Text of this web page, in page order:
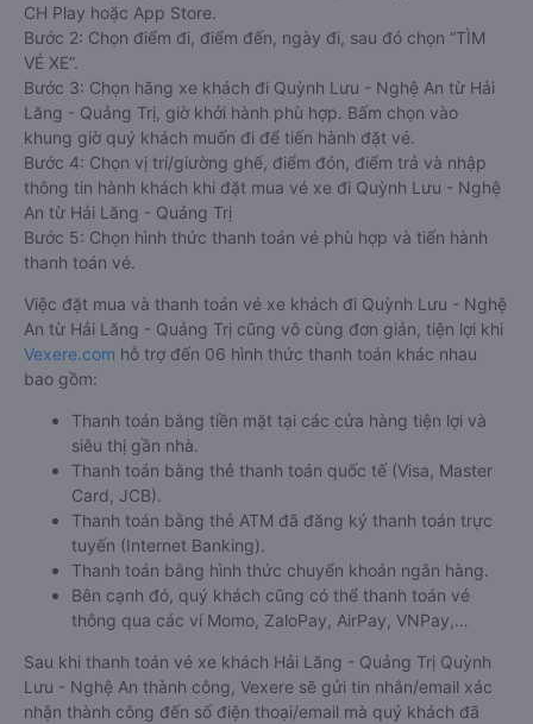
CH Play hoặc App Store.
Bước 2: Chọn điểm đi, điểm đến, ngày đi, sau đó chọn “TÌM
VÉ XE”.
Bước 3: Chọn hãng xe khách đi Quỳnh Lưu - Nghệ An từ Hải
Lăng - Quảng Trị, giờ khởi hành phù hợp. Bấm chọn vào
khung giờ quý khách muốn đi để tiến hành đặt vé.
Bước 4: Chọn vị trí/giường ghế, điểm đón, điểm trả và nhập
thông tin hành khách khi đặt mua vé xe đi Quỳnh Lưu - Nghệ
An từ Hải Lăng - Quảng Trị
Bước 5: Chọn hình thức thanh toán vé phù hợp và tiến hành
thanh toán vé.
Việc đặt mua và thanh toán vé xe khách đi Quỳnh Lưu - Nghệ
An từ Hải Lăng - Quảng Trị cũng vô cùng đơn giản, tiện lợi khi
Vexere.com hỗ trợ đến 06 hình thức thanh toán khác nhau
bao gồm:
Thanh toán bằng tiền mặt tại các cửa hàng tiện lợi và
siêu thị gần nhà.
Thanh toán bằng thẻ thanh toán quốc tế (Visa, Master
Card, JCB).
Thanh toán bằng thẻ ATM đã đăng ký thanh toán trực
tuyến (Internet Banking).
Thanh toán bằng hình thức chuyển khoản ngân hàng.
Bên cạnh đó, quý khách cũng có thể thanh toán vé
thông qua các ví Momo, ZaloPay, AirPay, VNPay,…
Sau khi thanh toán vé xe khách Hải Lăng - Quảng Trị Quỳnh
Lưu - Nghệ An thành công, Vexere sẽ gửi tin nhắn/email xác
nhận thành công đến số điện thoại/email mà quý khách đã